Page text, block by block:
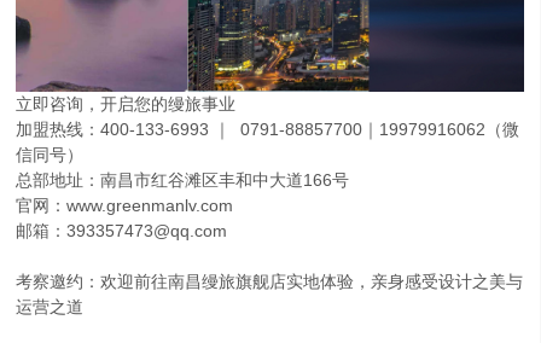
立即咨询，开启您的缦旅事业
加盟热线：400-133-6993 ｜ 0791-88857700｜19979916062（微
信同号）
总部地址：南昌市红谷滩区丰和中大道166号
官网：www.greenmanlv.com
邮箱：393357473@qq.com
考察邀约：欢迎前往南昌缦旅旗舰店实地体验，亲身感受设计之美与
运营之道